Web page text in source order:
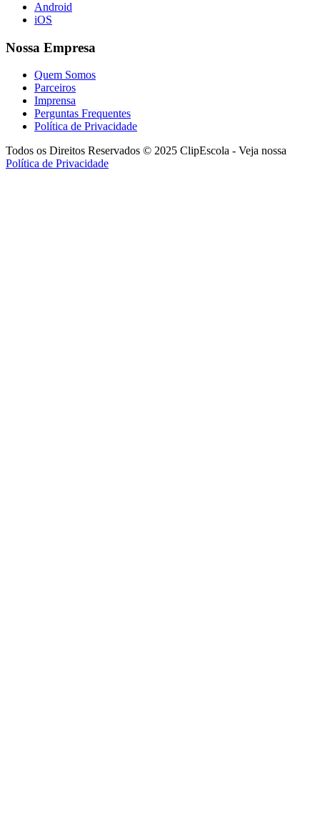
Android
iOS
Nossa Empresa
Quem Somos
Parceiros
Imprensa
Perguntas Frequentes
Política de Privacidade
Todos os Direitos Reservados © 2025 ClipEscola - Veja nossa
Política de Privacidade